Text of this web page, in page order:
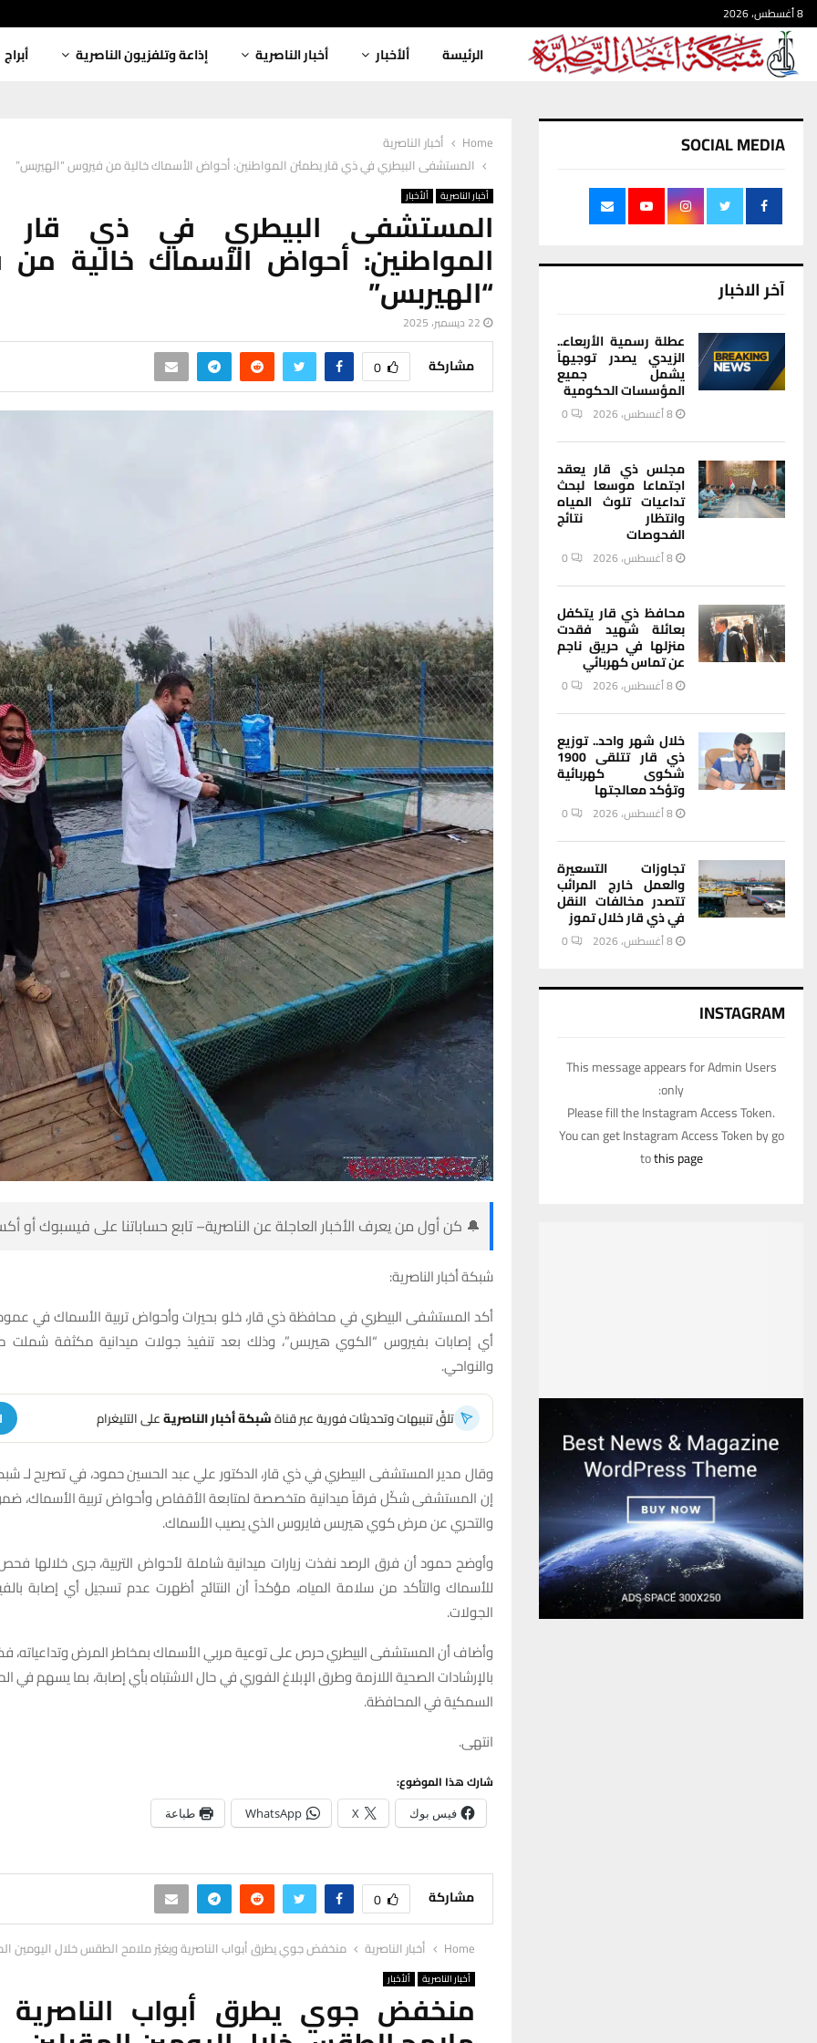
8 أغسطس، 2026
الرئيسة ألأخبار أخبار الناصرية إذاعة وتلفزيون الناصرية أبراج
Home
أخبار الناصرية
المستشفى البيطري في ذي قار يطمئن المواطنين: أحواض الأسماك خالية من فيروس “الهيربس”
أخبار الناصرية ألأخبار
المستشفى البيطري في ذي قار
المواطنين: أحواض الأسماك خالية
“الهيربس”
22 ديسمبر، 2025
مشاركة 0
🔔 كن أول من يعرف الأخبار العاجلة عن الناصرية– تابع حساباتنا على فيسبوك أو
شبكة أخبار الناصرية:
أكد المستشفى البيطري في محافظة ذي قار، خلو بحيرات وأحواض تربية الأسماك في
أي إصابات بفيروس “الكوي هيربس”، وذلك بعد تنفيذ جولات ميدانية مكثفة شملت
والنواحي.
تلقَّ تنبيهات وتحديثات فورية عبر قناةشبكة أخبار الناصريةعلى التليغرام
وقال مدير المستشفى البيطري في ذي قار، الدكتور علي عبد الحسين حمود، في تصريح لـ شبكة
إن المستشفى شكّل فرقاً ميدانية متخصصة لمتابعة الأقفاص وأحواض تربية الأسماك،
والتحري عن مرض كوي هيربس فايروس الذي يصيب الأسماك.
وأوضح حمود أن فرق الرصد نفذت زيارات ميدانية شاملة لأحواض التربية، جرى خلالها
للأسماك والتأكد من سلامة المياه، مؤكداً أن النتائج أظهرت عدم تسجيل أي إصابة
الجولات.
وأضاف أن المستشفى البيطري حرص على توعية مربي الأسماك بمخاطر المرض وتداعياته،
بالإرشادات الصحية اللازمة وطرق الإبلاغ الفوري في حال الاشتباه بأي إصابة، بما يسهم في
السمكية في المحافظة.
انتهى.
شارك هذا الموضوع:
فيس بوك X
WhatsApp طباعة
مشاركة 0
Home أخبار الناصرية منخفض جوي يطرق أبواب الناصرية ويغيّر ملامح الطقس خلال اليومين
أخبار الناصرية ألأخبار
منخفض جوي يطرق أبواب الناصرية
SOCIAL MEDIA
آخر الاخبار
عطلة رسمية الأربعاء..
الزيدي يصدر توجيهاً
يشمل جميع
المؤسسات الحكومية
8 أغسطس، 2026 0
مجلس ذي قار يعقد
اجتماعا موسعا لبحث
تداعيات تلوث المياه
وانتظار نتائج
الفحوصات
8 أغسطس، 2026 0
محافظ ذي قار يتكفل
بعائلة شهيد فقدت
منزلها في حريق ناجم
عن تماس كهربائي
8 أغسطس، 2026 0
خلال شهر واحد.. توزيع
ذي قار تتلقى 1900
شكوى كهربائية
وتؤكد معالجتها
8 أغسطس، 2026 0
تجاوزات التسعيرة
والعمل خارج المرائب
تتصدر مخالفات النقل
في ذي قار خلال تموز
8 أغسطس، 2026 0
INSTAGRAM
This message appears for Admin Users
only:
Please fill the Instagram Access Token.
You can get Instagram Access Token by go
tothis page